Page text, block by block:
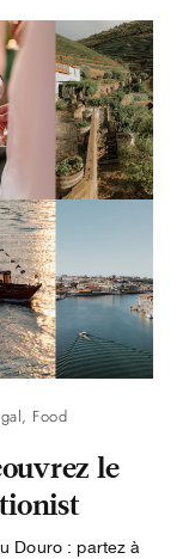
, Food
le
Douro : partez à